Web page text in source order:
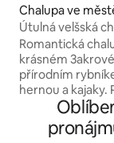
Chalupa ve
eshire
Útulná velšská
pozemku o
Romantická
krásném
přírodním
hernou a kajaky.
ohromující
v blízkosti.
s výhledem na